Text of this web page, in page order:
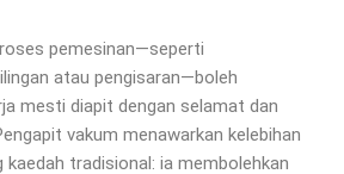
pemesinan—seperti
atau pengisaran—boleh
mesti diapit dengan selamat dan
vakum menawarkan kelebihan
kaedah tradisional: ia membolehkan